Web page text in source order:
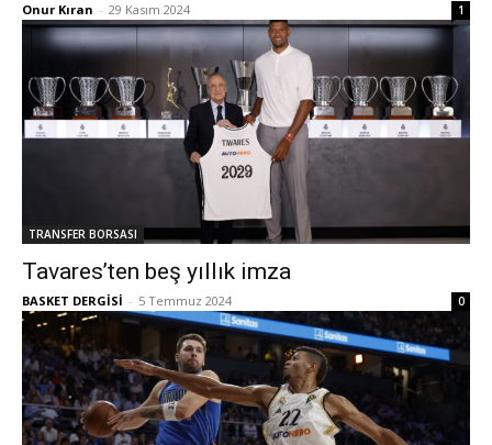
Onur Kıran - 29 Kasım 2024 1
TRANSFER BORSASI
Tavares’ten beş yıllık imza
BASKET DERGİSİ - 5 Temmuz 2024 0